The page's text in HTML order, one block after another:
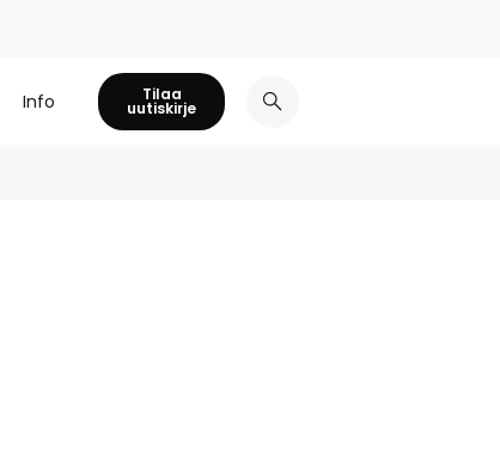
Info Tilaa
uutiskirje